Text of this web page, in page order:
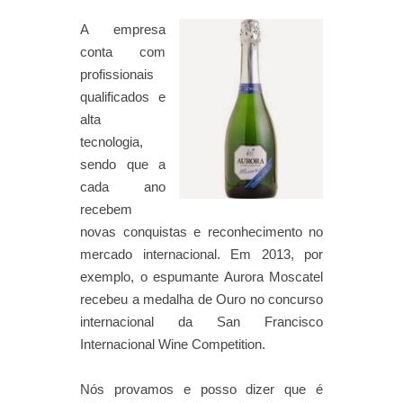
A empresa
conta com
profissionais
qualificados e
alta
tecnologia,
sendo que a
cada ano
recebem
novas conquistas e reconhecimento no
mercado internacional. Em 2013, por
exemplo, o espumante Aurora Moscatel
recebeu a medalha de Ouro no concurso
internacional da San Francisco
Internacional Wine Competition.
Nós provamos e posso dizer que é